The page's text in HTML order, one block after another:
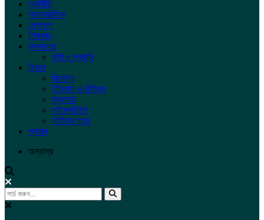
অর্থনীতি
আন্তর্জাতিক
খেলাধুলা
শিক্ষাঙ্গন
আবহাওয়া
কৃষি ও প্রকৃতি
ফিচার
বিনোদন
ইতিহাস ও ঐতিহ্য
মুক্তমত
লাইফস্টাইল
সাহিত্য পাতা
স্বাস্থ্য
অন্যান্য